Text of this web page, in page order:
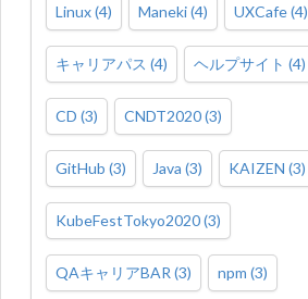
Linux(4) Maneki(4) UXCafe(4)
キャリアパス (4) ヘルプサイト (4)
CD (3) CNDT2020(3)
GitHub (3) Java (3) KAIZEN (3)
KubeFestTokyo2020(3)
QAキャリアBAR (3) npm (3)